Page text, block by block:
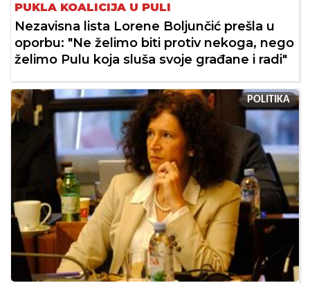
PUKLA KOALICIJA U PULI
Nezavisna lista Lorene Boljunčić prešla u
oporbu: "Ne želimo biti protiv nekoga, nego
želimo Pulu koja sluša svoje građane i radi"
POLITIKA